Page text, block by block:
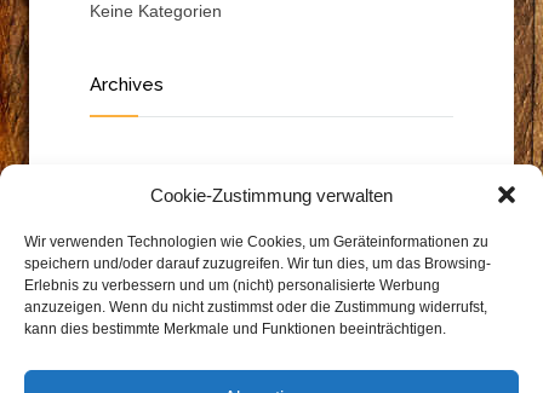
Cookie-Zustimmung verwalten
Wir verwenden Technologien wie Cookies, um Geräteinformationen zu
speichern und/oder darauf zuzugreifen. Wir tun dies, um das Browsing-
Erlebnis zu verbessern und um (nicht) personalisierte Werbung
anzuzeigen. Wenn du nicht zustimmst oder die Zustimmung widerrufst,
kann dies bestimmte Merkmale und Funktionen beeinträchtigen.
Keine Kategorien
Archives